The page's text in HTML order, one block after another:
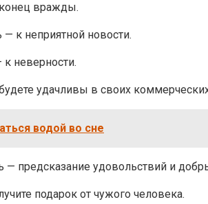
вражды.
к неприятной новости.
неверности.
удачливы в своих
водой во сне
— предсказание удовольствий и
подарок от чужого человека.